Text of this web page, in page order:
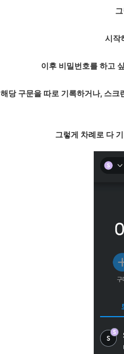
시작
이후 비밀번호를 하고
해당 구문을 따로 기록하거나, 스
그렇게 차례로 다